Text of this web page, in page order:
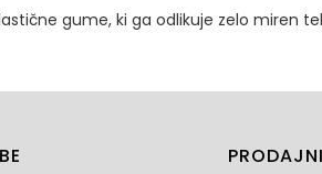
gume, ki ga odlikuje zelo miren